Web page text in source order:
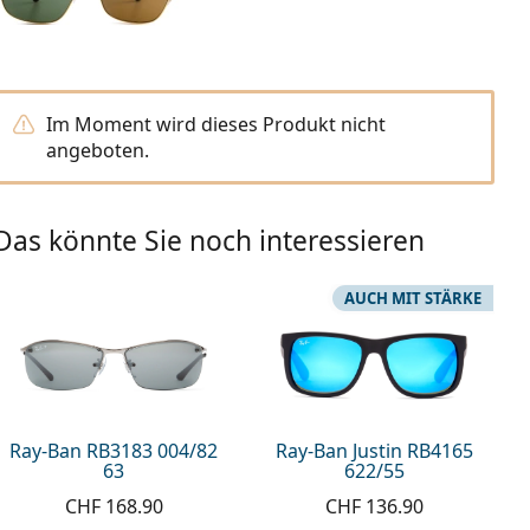
Im Moment wird dieses Produkt nicht
angeboten.
könnte Sie noch interessieren
Ray-Ban RB3183 004/82
63
CHF 168.90
Ray-Ban Justin RB4165
622/55
AUCH MIT STÄRKE
CHF 136.90